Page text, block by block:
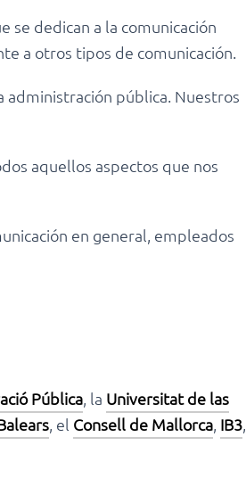
se dedican a la comunicación
a otros tipos de comunicación.
administración pública. Nuestros
aquellos aspectos que nos
en general, empleados
Pública, la Universitat de las
, el Consell de Mallorca, IB3,